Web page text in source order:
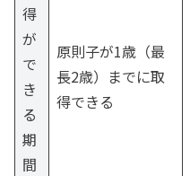
得
が
で
き
る
期
間
原則子が1歳（最
長2歳）までに取
得できる